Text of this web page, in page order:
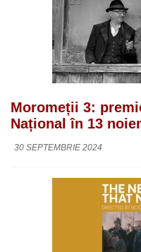
Moromeții 3:
Național în 13
30 SEPTEMBRIE 2024